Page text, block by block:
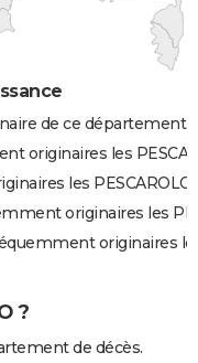
de ce département
originaires les
les PESCAROLO
originaires les
originaires
?
de décès.